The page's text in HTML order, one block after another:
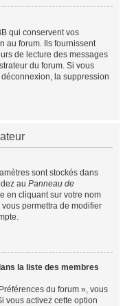
qui conservent vos
au forum. Ils fournissent
de lecture des messages
du forum. Si vous
la suppression
sont stockés dans
au Panneau de
en cliquant sur votre nom
permettra de modifier
la liste des membres
du forum », vous
vous activez cette option